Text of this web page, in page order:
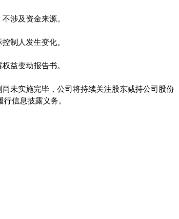
涉及资金来源。
制人发生变化。
益变动报告书。
实施完毕，公司将持续关注股东减持公司股份
信息披露义务。